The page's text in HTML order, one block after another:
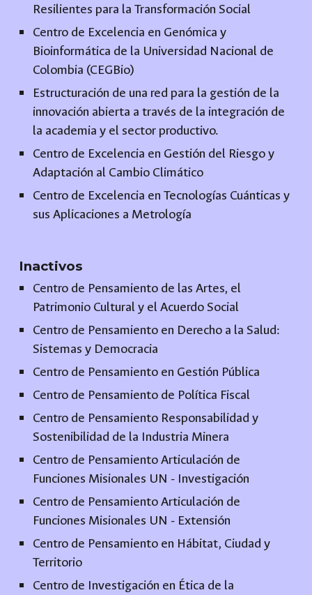
Resilientes para la Transformación Social
Centro de Excelencia en Genómica y
Bioinformática de la Universidad Nacional de
Colombia (CEGBio)
Estructuración de una red para la gestión de la
innovación abierta a través de la integración de
la academia y el sector productivo.
Centro de Excelencia en Gestión del Riesgo y
Adaptación al Cambio Climático
Centro de Excelencia en Tecnologías Cuánticas y
sus Aplicaciones a Metrología
Inactivos
Centro de Pensamiento de las Artes, el
Patrimonio Cultural y el Acuerdo Social
Centro de Pensamiento en Derecho a la Salud:
Sistemas y Democracia
Centro de Pensamiento en Gestión Pública
Centro de Pensamiento de Política Fiscal
Centro de Pensamiento Responsabilidad y
Sostenibilidad de la Industria Minera
Centro de Pensamiento Articulación de
Funciones Misionales UN - Investigación
Centro de Pensamiento Articulación de
Funciones Misionales UN - Extensión
Centro de Pensamiento en Hábitat, Ciudad y
Territorio
Centro de Investigación en Ética de la